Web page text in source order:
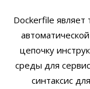
Dockerfile являет
цепочку
среды для
синтаксис